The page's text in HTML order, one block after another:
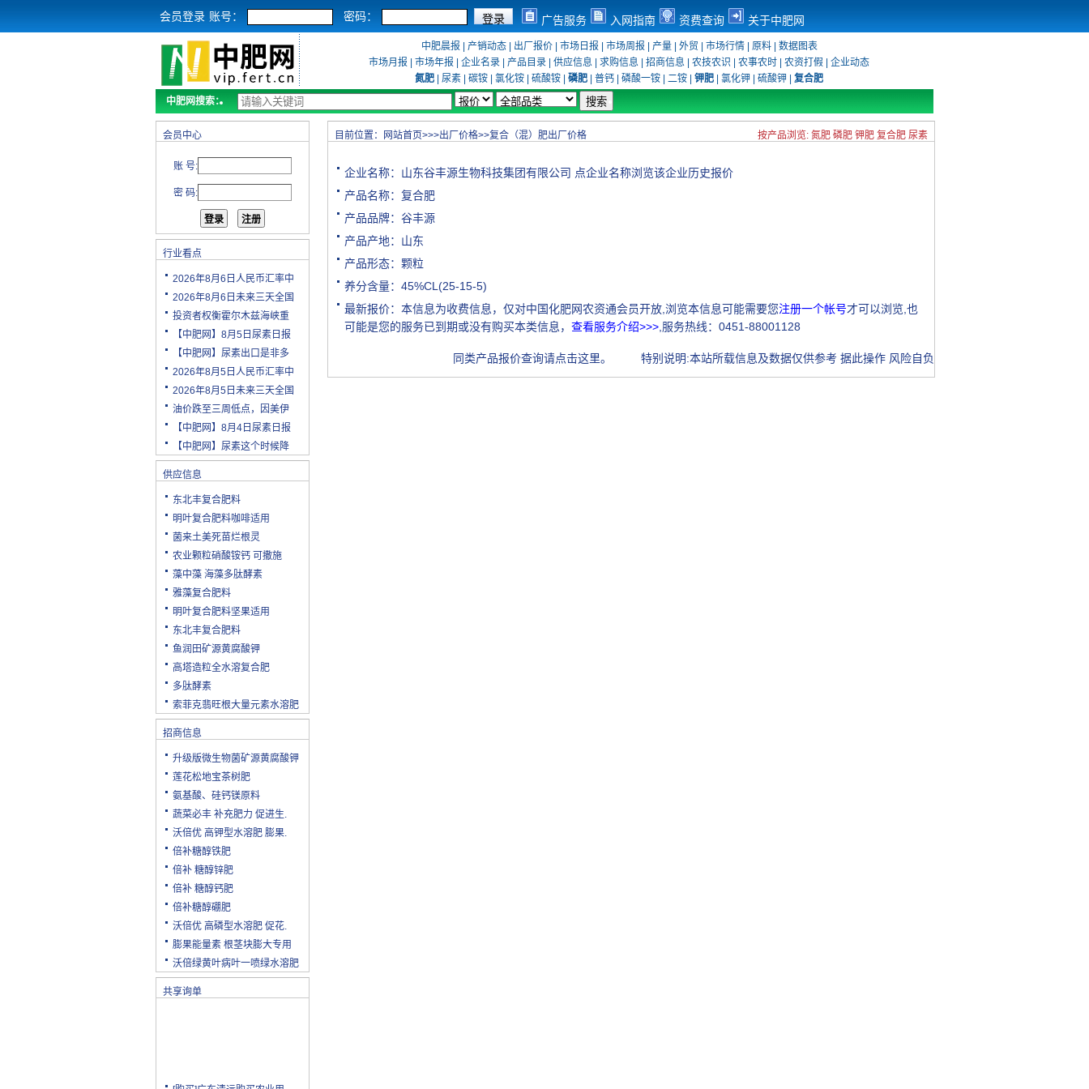
会员登录 账号： 密码： 广告服务 入网指南 资费查询 关于中肥网
中肥晨报 产销动态| 出厂报价| 市场日报 市场周报 产量| 外贸 市场行情| 原料| 数据图表
市场月报
市场年报 企业名录 产品目录 供应信息 求购信息 招商信息 农技农识 农事农时 农资打假
企业动态
氮肥
尿素 碳铵 氯化铵 硫酸铵 磷肥 普钙 磷酸一铵 二铵 钾肥 氯化钾 硫酸钾
复合肥
中肥网搜索：
会员中心
账 号:
密 码:
行业看点
2026年8月6日人民币汇率中
2026年8月6日未来三天全国
投资者权衡霍尔木兹海峡重
【中肥网】8月5日尿素日报
【中肥网】尿素出口是非多
2026年8月5日人民币汇率中
2026年8月5日未来三天全国
油价跌至三周低点，因美伊
【中肥网】8月4日尿素日报
【中肥网】尿素这个时候降
供应信息
东北丰复合肥料
明叶复合肥料咖啡适用
菌来土美死苗烂根灵
农业颗粒硝酸铵钙 可撒施
藻中藻 海藻多肽酵素
雅藻复合肥料
明叶复合肥料坚果适用
东北丰复合肥料
鱼润田矿源黄腐酸钾
高塔造粒全水溶复合肥
多肽酵素
索菲克翡旺根大量元素水溶肥
招商信息
升级版微生物菌矿源黄腐酸钾
莲花松地宝茶树肥
氨基酸、硅钙镁原料
蔬菜必丰 补充肥力 促进生.
沃倍优 高钾型水溶肥 膨果.
倍补糖醇铁肥
倍补 糖醇锌肥
倍补 糖醇钙肥
倍补糖醇硼肥
沃倍优 高磷型水溶肥 促花.
膨果能量素 根茎块膨大专用
沃倍绿黄叶病叶一喷绿水溶肥
共享询单
[购买]广东清远购买农业用.
目前位置： 网站首页>>>出厂价格>>复合（混）肥出厂价格 按产品浏览: 氮肥 磷肥 钾肥 复合肥 尿素
企业名称： 山东谷丰源生物科技集团有限公司 点企业名称浏览该企业历史报价
产品名称：复合肥
产品品牌：谷丰源
产品产地：山东
产品形态：颗粒
养分含量：45%CL(25-15-5)
最新报价：本信息为收费信息，仅对中国化肥网农资通会员开放,浏览本信息可能需要您注册一个帐号才可以浏览,也
可能是您的服务已到期或没有购买本类信息， 查看服务介绍>>> ,服务热线：0451-88001128
同类产品报价查询请点击这里。 特别说明:本站所载信息及数据仅供参考 据此操作 风险自负